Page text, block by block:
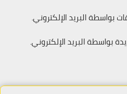
بواسطة البريد الإلكتروني.
بواسطة البريد الإلكتروني.